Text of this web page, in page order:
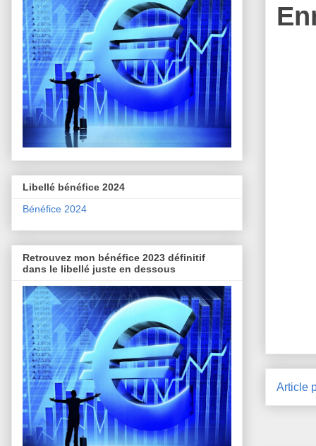
Article
Libellé bénéfice 2024
Bénéfice 2024
Retrouvez mon bénéfice 2023 définitif
dans le libellé juste en dessous